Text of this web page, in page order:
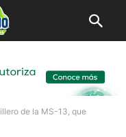
de la MS-13, que